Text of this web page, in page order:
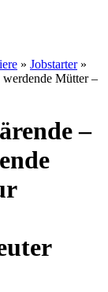
» Jobstarter»
Mütter –
–